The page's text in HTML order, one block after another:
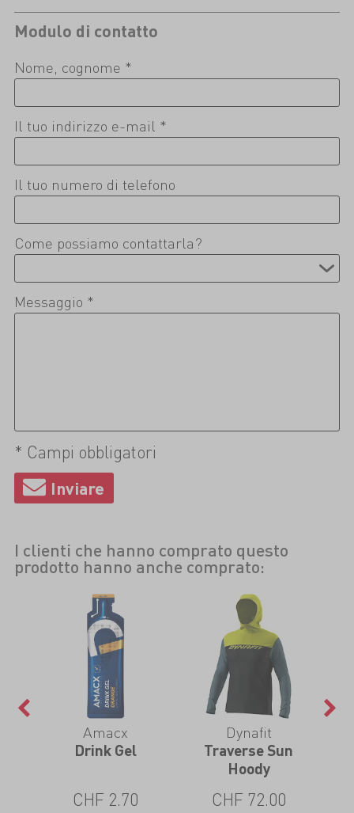
Modulo di contatto
Nome, cognome *
Il tuo indirizzo e-mail *
Il tuo numero di telefono
Come possiamo contattarla?
Messaggio *
* Campi obbligatori
I clienti che hanno comprato questo
prodotto hanno anche comprato:
Amacx
Drink Gel
CHF 2.70
Dynafit
Traverse Sun
Hoody
CHF 72.00